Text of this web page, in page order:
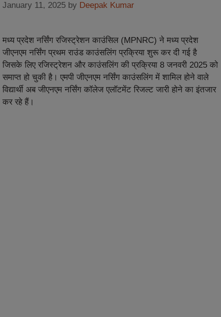
January 11, 2025 by Deepak Kumar
मध्य प्रदेश नर्सिंग रजिस्ट्रेशन काउंसिल (MPNRC) ने मध्य प्रदेश
जीएनएम नर्सिंग प्रथम राउंड काउंसलिंग प्रक्रिया शुरू कर दी गई है
जिसके लिए रजिस्ट्रेशन और काउंसलिंग की प्रक्रिया 8 जनवरी 2025 को
समाप्त हो चुकी है। एमपी जीएनएम नर्सिंग काउंसलिंग में शामिल होने वाले
विद्यार्थी अब जीएनएम नर्सिंग कॉलेज एलॉटमेंट रिजल्ट जारी होने का इंतजार
कर रहे हैं।